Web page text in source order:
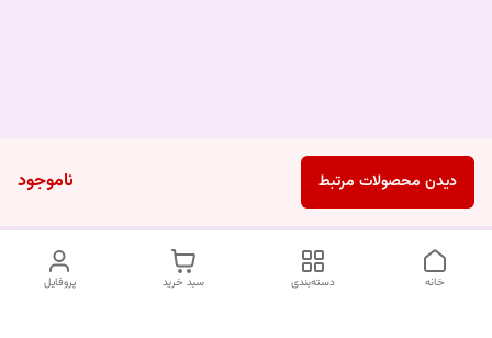
ناموجود دیدن محصولات مرتبط
پروفایل سبد خرید دسته‌بندی خانه